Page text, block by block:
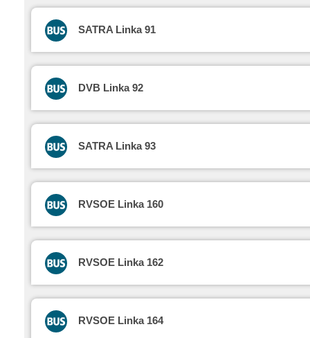
SATRA Linka 91
DVB Linka 92
SATRA Linka 93
RVSOE Linka 160
RVSOE Linka 162
RVSOE Linka 164